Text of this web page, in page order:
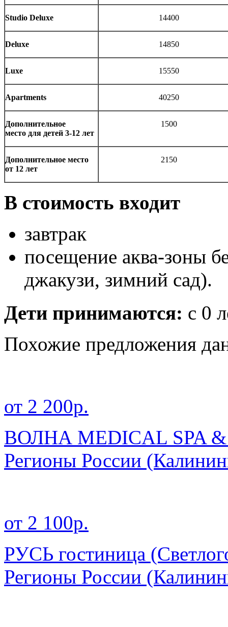
Studio Deluxe 14400
Deluxe 14850
Luxe 15550
Apartments 40250
Дополнительное
место для детей 3-12 лет
1500
Дополнительное место
от 12 лет
2150
В стоимость входит
завтрак
посещение аква-зоны
джакузи, зимний сад).
Дети принимаются: с 0
Похожие предложения
от 2 200р.
ВОЛНА MEDICAL SPA &
Регионы России
от 2 100р.
РУСЬ гостиница
Регионы России